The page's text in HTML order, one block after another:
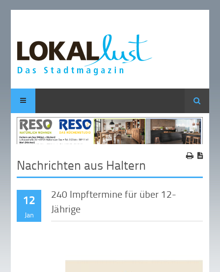
Suche
Nachrichten aus Haltern
12
Jan
240 Impftermine für über 12-
Jährige